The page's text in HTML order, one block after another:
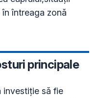
principale
investiție să fie